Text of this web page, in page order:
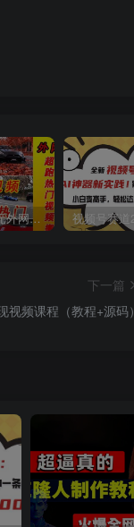
外面收费398元外网超跑豪车汽车视频搬运至快手抖音上热门项目
下一篇
频课程（教程+源码）